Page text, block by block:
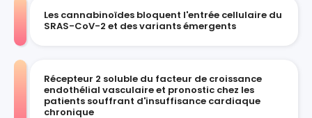
Les cannabinoïdes bloquent l'entrée cellulaire du
SRAS-CoV-2 et des variants émergents
Récepteur 2 soluble du facteur de croissance
endothélial vasculaire et pronostic chez les
patients souffrant d'insuffisance cardiaque
chronique